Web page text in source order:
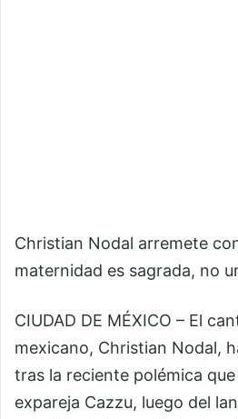
Christian Nodal arremete
maternidad es sagrada, no
CIUDAD DE MÉXICO – El
mexicano, Christian Nodal,
tras la reciente polémica
expareja Cazzu, luego del